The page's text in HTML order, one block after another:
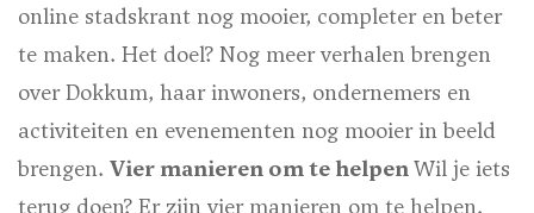
online stadskrant nog mooier, completer en beter
te maken. Het doel? Nog meer verhalen brengen
over Dokkum, haar inwoners, ondernemers en
activiteiten en evenementen nog mooier in beeld
brengen. Vier manieren om te helpenWil je iets
terug doen? Er zijn vier manieren om te helpen.